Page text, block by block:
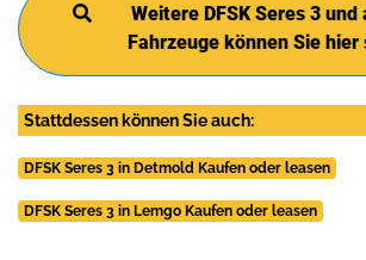
Weitere DFSK Seres 3 und
Fahrzeuge können Sie hier
Stattdessen können Sie auch:
DFSK Seres 3 in Detmold Kaufen oder leasen
DFSK Seres 3 in Lemgo Kaufen oder leasen